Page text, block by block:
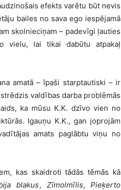
efekts varētu būt nevis
bailes no sava ego iespējamā
skolnieciņam – padevīgi ļauties
vielu, lai tikai dabūtu atpakaļ
amatā – īpaši starptautiski – ir
valdības darba problēmās
ka mūsu K.K. dzīvo vien no
Igauņu K.K., gan joprojām
amats paglābtu viņu no
kas skaidroti tādās tēmās kā
blakus, Zīmolmīlis,Pieķerto